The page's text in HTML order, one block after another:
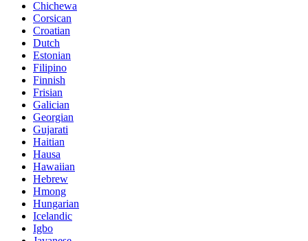
Chichewa
Corsican
Croatian
Dutch
Estonian
Filipino
Finnish
Frisian
Galician
Georgian
Gujarati
Haitian
Hausa
Hawaiian
Hebrew
Hmong
Hungarian
Icelandic
Igbo